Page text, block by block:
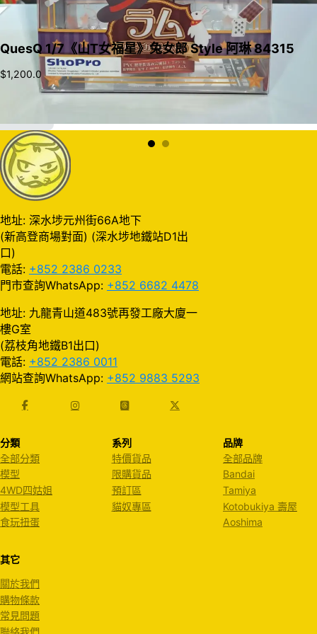
QuesQ 1/7《山T女福星》兔女郎 Style 阿琳 84315
$1,200.0
地址: 深水埗元州街66A地下
(新高登商場對面) (深水埗地鐵站D1出
口)
電話: +852 2386 0233
門市查詢WhatsApp: +852 6682 4478
地址: 九龍青山道483號再發工廠大廈一
樓G室
(荔枝角地鐵B1出口)
電話: +852 2386 0011
網站查詢WhatsApp: +852 9883 5293
分類
全部分類
模型
4WD四姑姐
模型工具
食玩扭蛋
系列
特價貨品
限購貨品
預訂區
貓奴專區
品牌
全部品牌
Bandai
Tamiya
Kotobukiya 壽屋
Aoshima
其它
關於我們
購物條款
常見問題
聯絡我們